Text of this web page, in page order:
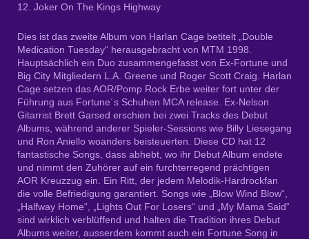
12. Joker On The Kings Highway
Dies ist das zweite Album von Harlan Cage betitelt „Double
Medication Tuesday“ herausgebracht von MTM 1998.
Hauptsächlich ein Duo zusammengefasst von Ex-Fortune und
Big City Mitgliedern L.A. Greene und Roger Scott Craig. Harlan
Cage setzen das AOR/Pomp Rock Erbe weiter fort unter der
Führung aus Fortune´s Schuhen MCA release. Ex-Nelson
Gitarrist Brett Garsed erschien bei zwei Tracks des Debut
Albums, während anderer Spieler-Sessions wie Billy Liesegang
und Ron Aniello woanders beisteuerten. Diese CD hat 12
fantastische Songs, dass abhebt, wo ihr Debut Album endete
und nimmt den Zuhörer auf ein furchterregend prächtigen
AOR Kreuzzug ein. Ein Ritt, der jedem Melodik-Hardrockfan
die volle Befriedigung garantiert. Songs wie „Blow Wind Blow“,
„Halfway Home“, „Lights Out For Losers“ und „My Mama Said“
sind wirklich verblüffend und halten die Tradition ihres Debut
Albums weiter, ausserdem kommt auch ein Fortune Song in